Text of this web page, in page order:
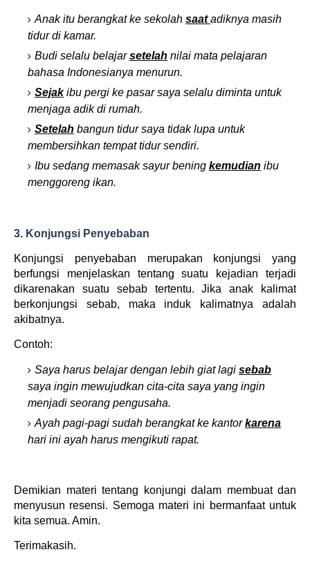
Anak itu berangkat ke sekolah saatadiknya masih
tidur di kamar.
Budi selalu belajarsetelah nilai mata pelajaran
bahasa Indonesianya menurun.
Sejakibu pergi ke pasar saya selalu diminta untuk
menjaga adik di rumah.
Setelah bangun tidur saya tidak lupa untuk
membersihkan tempat tidur sendiri.
Ibu sedang memasak sayur bening kemudian ibu
menggoreng ikan.
3. Konjungsi Penyebaban
Konjungsi penyebaban merupakan konjungsi yang
berfungsi menjelaskan tentang suatu kejadian terjadi
dikarenakan suatu sebab tertentu. Jika anak kalimat
berkonjungsi sebab, maka induk kalimatnya adalah
akibatnya.
Contoh:
Saya harus belajar dengan lebih giat lagi sebab
saya ingin mewujudkan cita-cita saya yang ingin
menjadi seorang pengusaha.
Ayah pagi-pagi sudah berangkat ke kantorkarena
hari ini ayah harus mengikuti rapat.
Demikian materi tentang konjungi dalam membuat dan
menyusun resensi. Semoga materi ini bermanfaat untuk
kita semua. Amin.
Terimakasih.